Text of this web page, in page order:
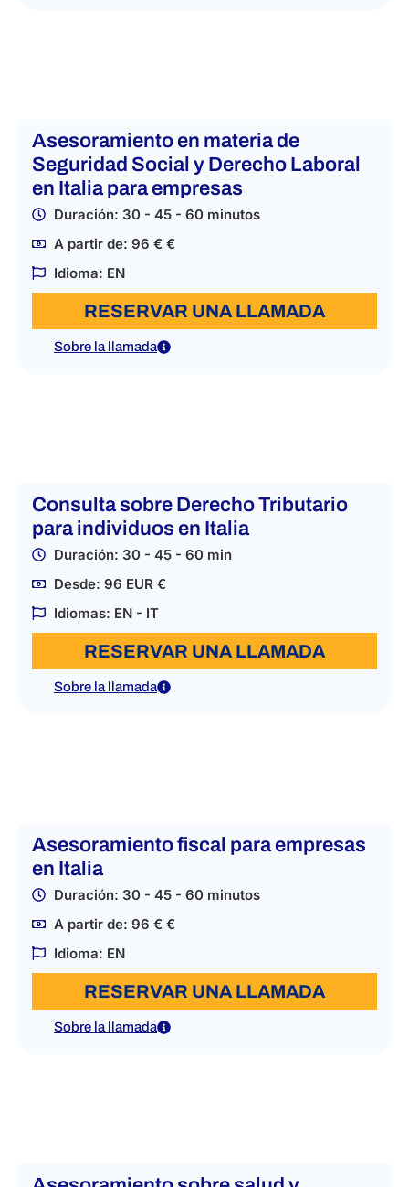
Asesoramiento en materia de
Seguridad Social y Derecho Laboral
en Italia para empresas
Duración: 30 - 45 - 60 minutos
A partir de: 96 € €
Idioma: EN
RESERVAR UNA LLAMADA
Sobre la llamada
Consulta sobre Derecho Tributario
para individuos en Italia
Duración: 30 - 45 - 60 min
Desde: 96 EUR €
Idiomas: EN - IT
RESERVAR UNA LLAMADA
Sobre la llamada
Asesoramiento fiscal para empresas
en Italia
Duración: 30 - 45 - 60 minutos
A partir de: 96 € €
Idioma: EN
RESERVAR UNA LLAMADA
Sobre la llamada